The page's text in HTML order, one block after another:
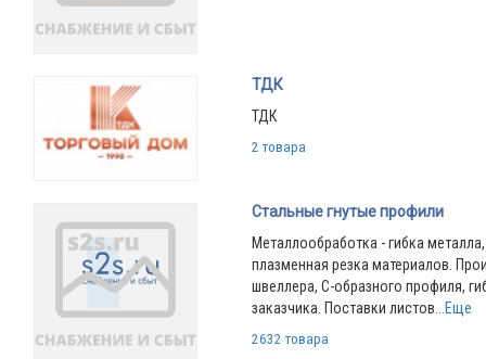
ТДК
ТДК
2 товара
Стальные гнутые профили
Металлообработка - гибка
плазменная резка материалов.
швеллера, С-образного профиля,
заказчика. Поставки листов ...Еще
2632 товара